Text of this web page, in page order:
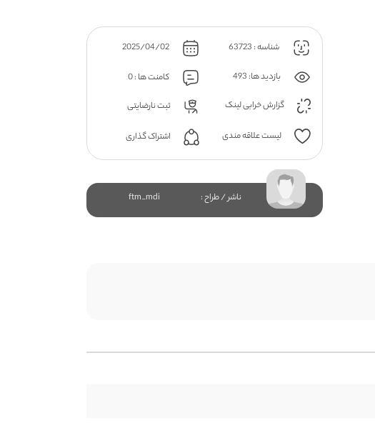
شناسه : 63723 2025/04/02
بازدید ها: 493
کامنت ها : 0
گزارش خرابی لینک
ثبت نارضایتی
لیست علاقه مندی اشتراک گذاری
ناشر / طراح : ftm_mdi